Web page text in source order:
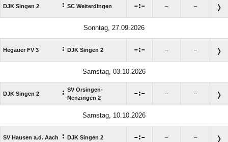
DJK Singen 2 : SC Weiterdingen : – –
Sonntag, 27.09.2026
Hegauer FV 3 : DJK Singen 2 : – –
Samstag, 03.10.2026
DJK Singen 2 : SV Orsingen-
Nenzingen 2
: – –
Samstag, 10.10.2026
SV Hausen a.d. Aach : DJK Singen 2 : – –